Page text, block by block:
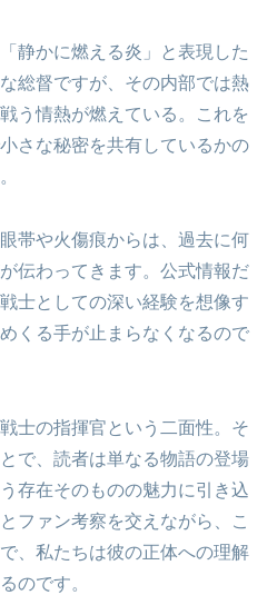
静かに燃える炎」と表現した
総督ですが、その内部では熱
う情熱が燃えている。これを
さな秘密を共有しているかの
帯や火傷痕からは、過去に何
伝わってきます。公式情報だ
士としての深い経験を想像す
くる手が止まらなくなるので
士の指揮官という二面性。そ
で、読者は単なる物語の登場
存在そのものの魅力に引き込
ファン考察を交えながら、こ
、私たちは彼の正体への理解
のです。